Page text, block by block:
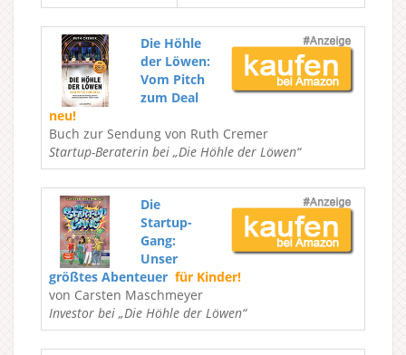
Die Höhle
der Löwen:
Vom Pitch
zum Deal
neu!
Buch zur Sendung von Ruth Cremer
Startup-Beraterin bei „Die Höhle der Löwen“
Die
Startup-
Gang:
Unser
größtes Abenteuer für Kinder!
von Carsten Maschmeyer
Investor bei „Die Höhle der Löwen“